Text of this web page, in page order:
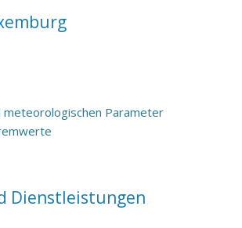
meteorologischen Parameter
Dienstleistungen